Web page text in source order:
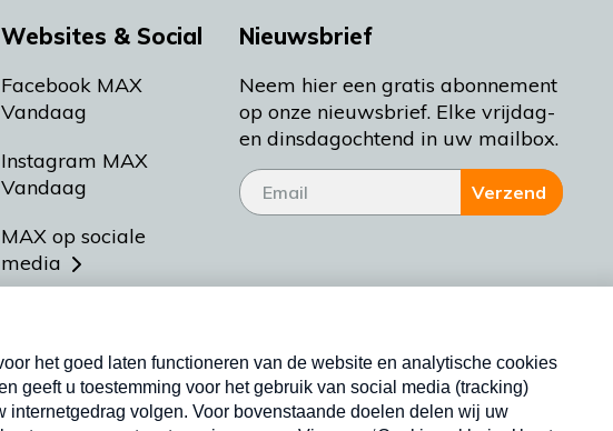
Websites & Social
Facebook MAX
Vandaag
Instagram MAX
Vandaag
MAX op sociale
media
Meldpunt Actueel
Heel Holland Bakt
Nieuwsbrief
Neem hier een gratis abonnement
op onze nieuwsbrief. Elke vrijdag-
en dinsdagochtend in uw mailbox.
Verzend
Nieuwsbrief